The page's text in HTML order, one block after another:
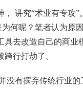
， 讲究“术业有专攻
何呢？笔者认为原
具去改造自己的商
行打劫了。
没有摈弃传统行业